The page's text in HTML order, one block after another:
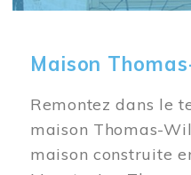
Maison
Remontez dans le
maison Thomas-
maison construite